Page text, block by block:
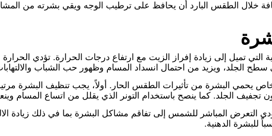
خلال الطقس البارد أن يحافظ على ترطيب الوجه ويقي بشرته من
تميل إلى زيادة إفراز الزيت مع ارتفاع درجات الحرارة. تؤدي الحرارة
الجلد، ويزيد من احتمال انسداد المسام وظهور حب الشباب
خاص يحمي البشرة من تأثيرات الطقس الحار. أولاً، يجب تنظيف البشرة
تجفيف الجلد. كما ينصح باستخدام التونر الذي يقلل من اتساع المسام
التعرض المباشر للشمس إلى تفاقم مشاكل البشرة بما في ذلك زيادة
للبشرة الدهنية.